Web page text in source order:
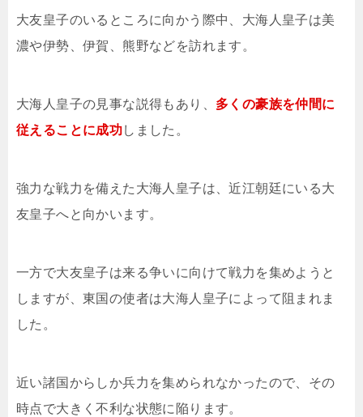
大友皇子のいるところに向かう際中、大海人皇子は美
濃や伊勢、伊賀、熊野などを訪れます。
大海人皇子の見事な説得もあり、 多くの豪族を仲間に
従えることに成功しました。
強力な戦力を備えた大海人皇子は、近江朝廷にいる大
友皇子へと向かいます。
一方で大友皇子は来る争いに向けて戦力を集めようと
しますが、東国の使者は大海人皇子によって阻まれま
した。
近い諸国からしか兵力を集められなかったので、その
時点で大きく不利な状態に陥ります。